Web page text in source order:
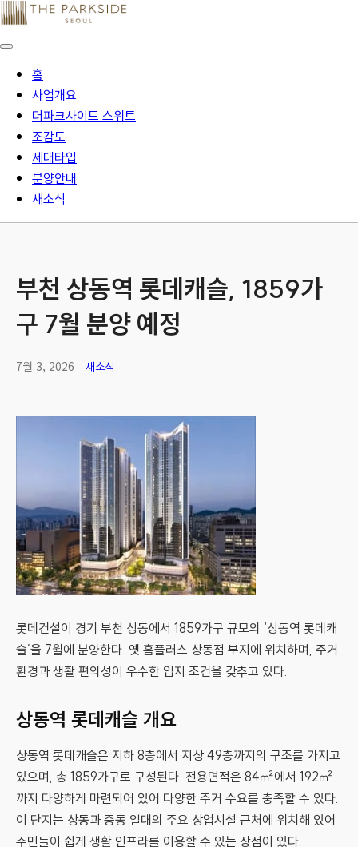
홈
사업개요
더파크사이드 스위트
조감도
세대타입
분양안내
새소식
부천 상동역 롯데캐슬, 1859가
구 7월 분양 예정
7월 3, 2026 새소식
롯데건설이 경기 부천 상동에서 1859가구 규모의 ‘상동역 롯데캐
슬’을 7월에 분양한다. 옛 홈플러스 상동점 부지에 위치하며, 주거
환경과 생활 편의성이 우수한 입지 조건을 갖추고 있다.
상동역 롯데캐슬 개요
상동역 롯데캐슬은 지하 8층에서 지상 49층까지의 구조를 가지고
있으며, 총 1859가구로 구성된다. 전용면적은 84㎡에서 192㎡
까지 다양하게 마련되어 있어 다양한 주거 수요를 충족할 수 있다.
이 단지는 상동과 중동 일대의 주요 상업시설 근처에 위치해 있어
주민들이 쉽게 생활 인프라를 이용할 수 있는 장점이 있다.